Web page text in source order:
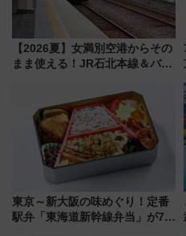
【2026夏】女満別空港からその
まま使える！JR石北本線＆バス
ーパス」でおトクに道東観光
（8/3発売）
東京～新大阪の味めぐり！定番
駅弁「東海道新幹線弁当」が7月